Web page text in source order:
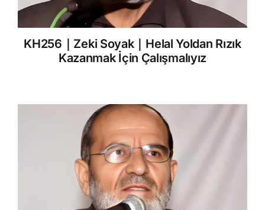
KH256｜Zeki Soyak｜Helal Yoldan Rızık
Kazanmak İçin Çalışmalıyız